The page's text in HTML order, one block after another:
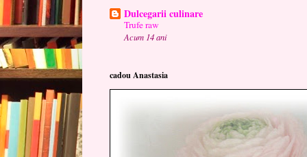
Dulcegarii culinare
Trufe raw
Acum 14 ani
cadou Anastasia